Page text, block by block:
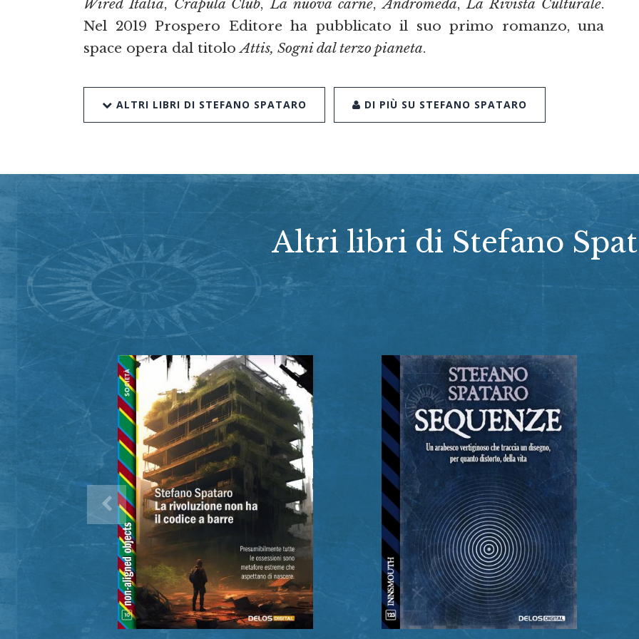
Wired Italia, Crapula Club,La nuova carne,Andromeda,La Rivista Culturale.
Nel 2019 Prospero Editore ha pubblicato il suo primo romanzo, una
space opera dal titoloAttis, Sogni dal terzo pianeta.
ALTRI LIBRI DI STEFANO SPATARO DI PIÙ SU STEFANO SPATARO
Altri libri di Stefano